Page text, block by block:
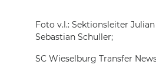
Foto v.l.: Sektionsleiter
Sebastian Schuller;
SC Wieselburg Transfer